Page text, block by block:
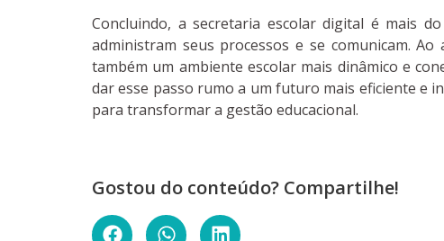
Concluindo, a secretaria escolar digital é mais
administram seus processos e se comunicam.
também um ambiente escolar mais dinâmico e
dar esse passo rumo a um futuro mais eficiente e
para transformar a gestão educacional.
Gostou do conteúdo? Compartilhe!